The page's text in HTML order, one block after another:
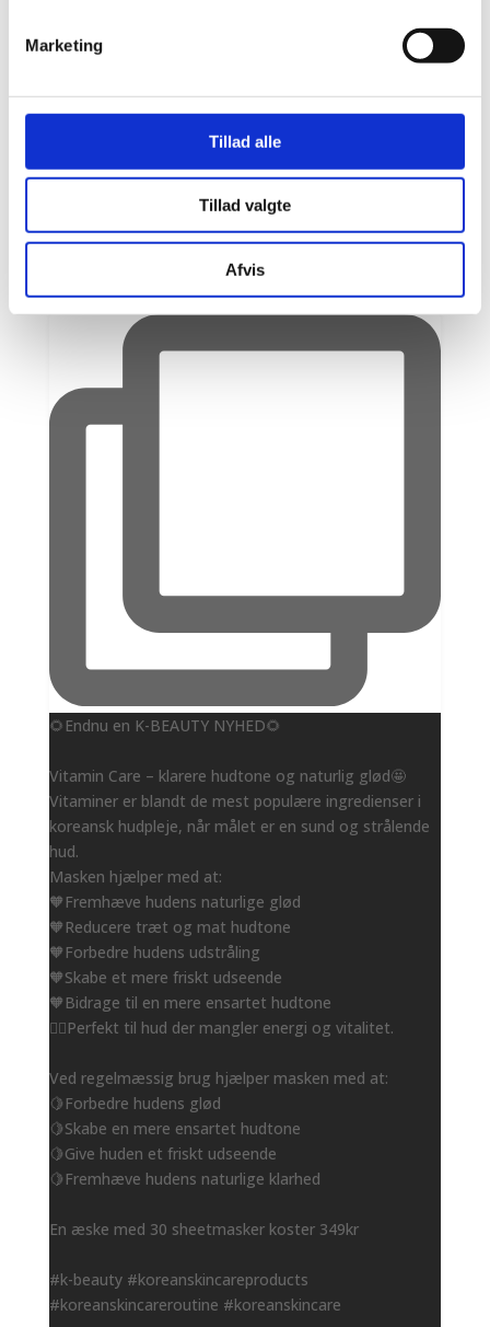
Marketing
Tillad alle
Tillad valgte
Afvis
🌻Endnu en K-BEAUTY NYHED🌻
Vitamin Care – klarere hudtone og naturlig glød🤩
Vitaminer er blandt de mest populære ingredienser i
koreansk hudpleje, når målet er en sund og strålende
hud.
Masken hjælper med at:
🧡Fremhæve hudens naturlige glød
🧡Reducere træt og mat hudtone
🧡Forbedre hudens udstråling
🧡Skabe et mere friskt udseende
🧡Bidrage til en mere ensartet hudtone
👌🏻Perfekt til hud der mangler energi og vitalitet.
Ved regelmæssig brug hjælper masken med at:
🍋Forbedre hudens glød
🍋Skabe en mere ensartet hudtone
🍋Give huden et friskt udseende
🍋Fremhæve hudens naturlige klarhed
En æske med 30 sheetmasker koster 349kr
#k-beauty #koreanskincareproducts
#koreanskincareroutine #koreanskincare